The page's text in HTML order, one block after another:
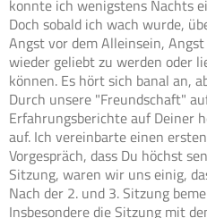
konnte ich wenigstens Nachts
Doch sobald ich wach wurde,
Angst vor dem Alleinsein,
wieder geliebt zu werden oder
können. Es hört sich banal an,
Durch unsere "Freundschaft"
Erfahrungsberichte auf Deiner
auf. Ich vereinbarte einen
Vorgespräch, dass Du höchst
Sitzung, waren wir uns einig,
Nach der 2. und 3. Sitzung
Insbesondere die Sitzung mit